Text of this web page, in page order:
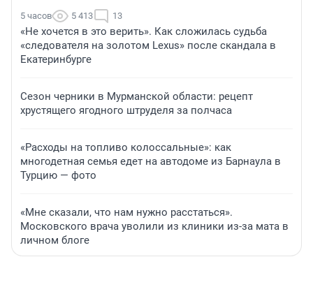
5 часов 5 413 13
«Не хочется в это верить». Как сложилась судьба
«следователя на золотом Lexus» после скандала в
Екатеринбурге
Сезон черники в Мурманской области: рецепт
хрустящего ягодного штруделя за полчаса
«Расходы на топливо колоссальные»: как
многодетная семья едет на автодоме из Барнаула в
Турцию — фото
«Мне сказали, что нам нужно расстаться».
Московского врача уволили из клиники из-за мата в
личном блоге